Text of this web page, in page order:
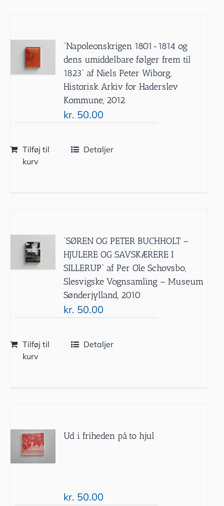
”Napoleonskrigen 1801-1814 og
dens umiddelbare følger frem til
1823” af Niels Peter Wiborg,
Historisk Arkiv for Haderslev
Kommune, 2012
kr. 50.00
Tilføj til
kurv
Detaljer
”SØREN OG PETER BUCHHOLT –
HJULERE OG SAVSKÆRERE I
SILLERUP” af Per Ole Schovsbo,
Slesvigske Vognsamling – Museum
Sønderjylland, 2010
kr. 50.00
Tilføj til
kurv
Detaljer
Ud i friheden på to hjul
kr. 50.00